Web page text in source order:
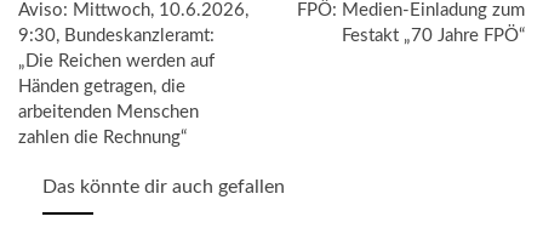
Aviso: Mittwoch, 10.6.2026,
9:30, Bundeskanzleramt:
„Die Reichen werden auf
Händen getragen, die
arbeitenden Menschen
zahlen die Rechnung“
FPÖ: Medien-Einladung zum
Festakt „70 Jahre FPÖ“
Das könnte dir auch gefallen